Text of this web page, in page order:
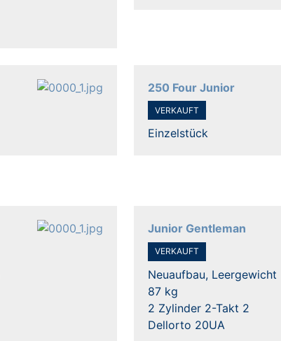
250 Four Junior
VERKAUFT
Einzelstück
Junior Gentleman
VERKAUFT
Neuaufbau, Leergewicht
87 kg
2 Zylinder 2-Takt 2
Dellorto 20UA